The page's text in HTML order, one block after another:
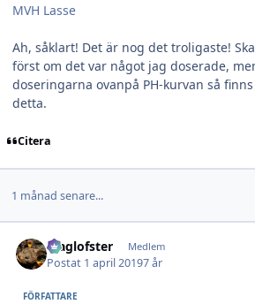
MVH Lasse
Ah, såklart! Det är nog det troligaste!
först om det var något jag doserade,
doseringarna ovanpå PH-kurvan så
detta.
Citera
1 månad senare...
Maglofster Medlem
Postat 1 april 20197 år
FÖRFATTARE